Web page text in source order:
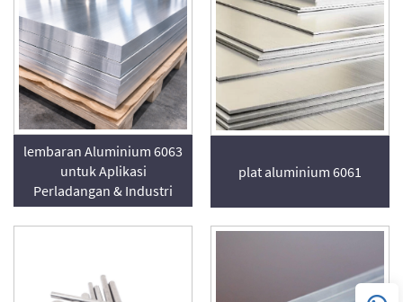
lembaran Aluminium 6063
untuk Aplikasi
Perladangan & Industri
plat aluminium 6061